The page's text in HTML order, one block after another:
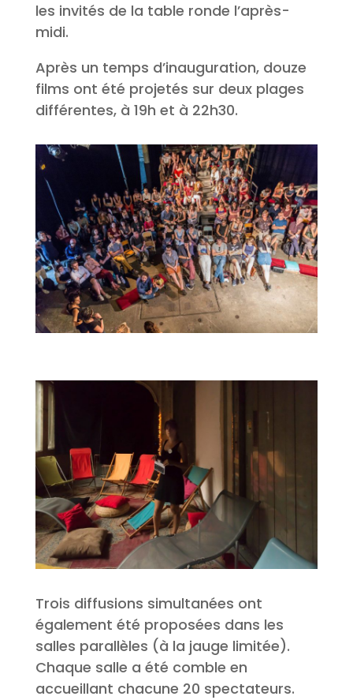
les invités de la table ronde l’après-
midi.
Après un temps d’inauguration, douze
films ont été projetés sur deux plages
différentes, à 19h et à 22h30.
Trois diffusions simultanées ont
également été proposées dans les
salles parallèles (à la jauge limitée).
Chaque salle a été comble en
accueillant chacune 20 spectateurs.